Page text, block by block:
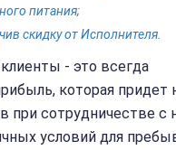
питания;
скидку от Исполнителя.
- это всегда
которая придет
при сотрудничестве с
условий для